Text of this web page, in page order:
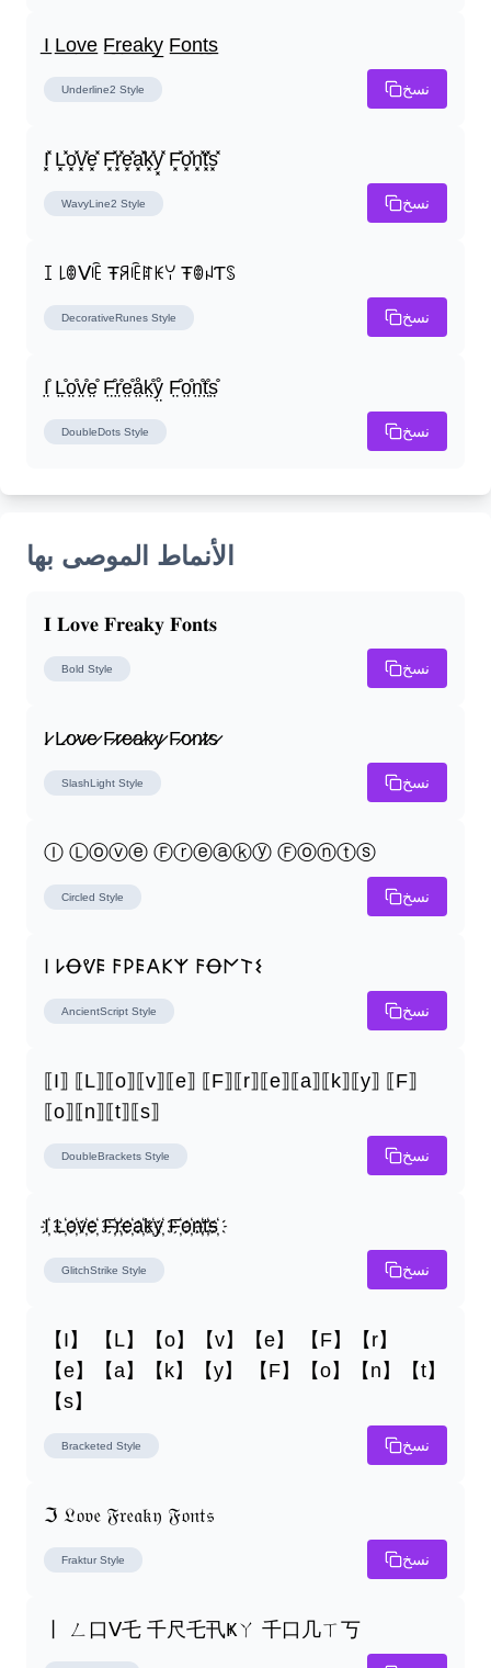
I̲ L̲o̲v̲e̲ F̲r̲e̲a̲k̲y̲ F̲o̲n̲t̲s̲
Underline2 Style نسخ
I͓̽ L͓̽o͓̽v͓̽e͓̽ F͓̽r͓̽e͓̽a͓̽k͓̽y͓̽ F͓̽o͓̽n͓̽t͓̽s͓̽
WavyLine2 Style نسخ
ꀤ ꒒ꂦᐯꍟ Ŧꋪꍟꍏꀘꌩ ŦꂦꈤƬꌗ
DecorativeRunes Style نسخ
I̤̊ L̤̊o̤̊v̤̊e̤̊ F̤̊r̤̊e̤̊å̤k̤̊ẙ̤ F̤̊o̤̊n̤̊t̤̊s̤̊
DoubleDots Style نسخ
الأنماط الموصى بها
𝐈 𝐋𝐨𝐯𝐞 𝐅𝐫𝐞𝐚𝐤𝐲 𝐅𝐨𝐧𝐭𝐬
Bold Style نسخ
I̷ L̷o̷v̷e̷ F̷r̷e̷a̷k̷y̷ F̷o̷n̷t̷s̷
SlashLight Style نسخ
Ⓘ Ⓛⓞⓥⓔ Ⓕⓡⓔⓐⓚⓨ Ⓕⓞⓝⓣⓢ
Circled Style نسخ
𐌉 𐌋Ꝋᕓ𐌄 𐌅𐌓𐌄𐌀𐌊𐌙 𐌅Ꝋ𐌍𐌕𐌔
AncientScript Style نسخ
⟦I⟧ ⟦L⟧⟦o⟧⟦v⟧⟦e⟧ ⟦F⟧⟦r⟧⟦e⟧⟦a⟧⟦k⟧⟦y⟧ ⟦F⟧
⟦o⟧⟦n⟧⟦t⟧⟦s⟧
DoubleBrackets Style نسخ
I҉ L҉o҉v҉e҉ F҉r҉e҉a҉k҉y҉ F҉o҉n҉t҉s҉
GlitchStrike Style نسخ
【I】 【L】【o】【v】【e】 【F】【r】
【e】【a】【k】【y】 【F】【o】【n】【t】
【s】
Bracketed Style نسخ
ℑ 𝔏𝔬𝔳𝔢 𝔉𝔯𝔢𝔞𝔨𝔶 𝔉𝔬𝔫𝔱𝔰
Fraktur Style نسخ
丨 ㄥ口ᐯ乇 千尺乇卂Ҝㄚ 千口几ㄒ丂